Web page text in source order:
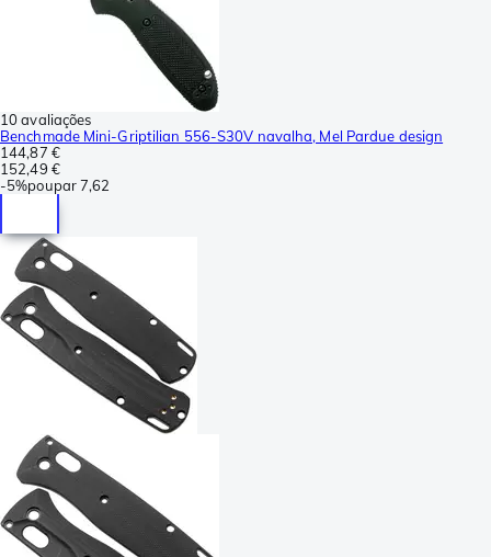
10 avaliações
Benchmade Mini-Griptilian 556-S30V navalha, Mel Pardue design
144,87 €
152,49 €
-5%poupar7,62